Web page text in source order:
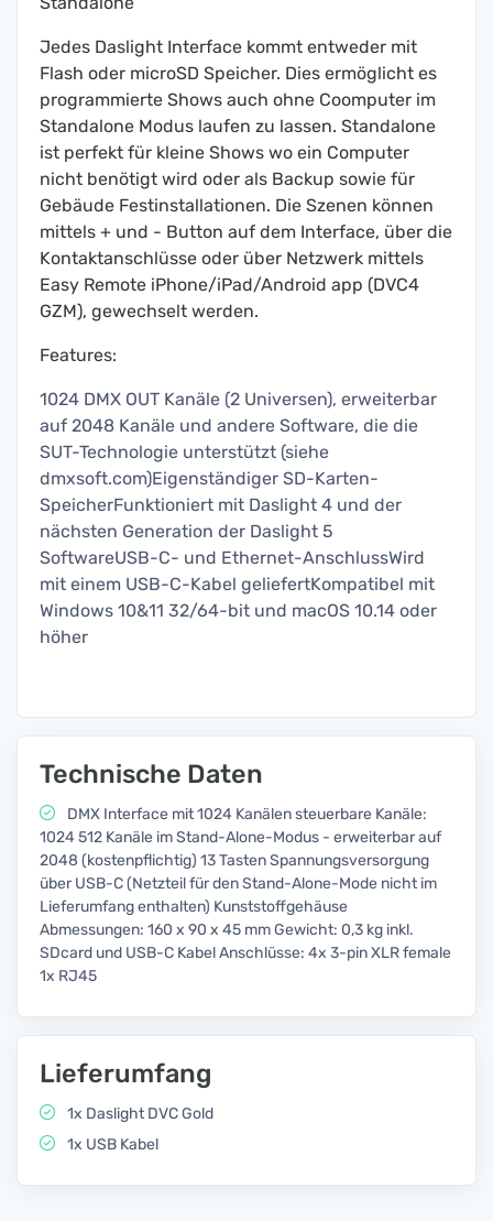
Jedes Daslight Interface kommt entweder mit
Flash oder microSD Speicher. Dies ermöglicht es
programmierte Shows auch ohne Coomputer im
Standalone Modus laufen zu lassen. Standalone
ist perfekt für kleine Shows wo ein Computer
nicht benötigt wird oder als Backup sowie für
Gebäude Festinstallationen. Die Szenen können
mittels + und - Button auf dem Interface, über die
Kontaktanschlüsse oder über Netzwerk mittels
Easy Remote iPhone/iPad/Android app (DVC4
GZM), gewechselt werden.
Features:
1024 DMX OUT Kanäle (2 Universen), erweiterbar
auf 2048 Kanäle und andere Software, die die
SUT-Technologie unterstützt (siehe
dmxsoft.com)Eigenständiger SD-Karten-
SpeicherFunktioniert mit Daslight 4 und der
nächsten Generation der Daslight 5
SoftwareUSB-C- und Ethernet-AnschlussWird
mit einem USB-C-Kabel geliefertKompatibel mit
Windows 10&11 32/64-bit und macOS 10.14 oder
höher
Technische Daten
DMX Interface mit 1024 Kanälen steuerbare Kanäle:
1024 512 Kanäle im Stand-Alone-Modus - erweiterbar auf
2048 (kostenpflichtig) 13 Tasten Spannungsversorgung
über USB-C (Netzteil für den Stand-Alone-Mode nicht im
Lieferumfang enthalten) Kunststoffgehäuse
Abmessungen: 160 x 90 x 45 mm Gewicht: 0,3 kg inkl.
SDcard und USB-C Kabel Anschlüsse: 4x 3-pin XLR female
1x RJ45
Lieferumfang
1x Daslight DVC Gold
1x USB Kabel